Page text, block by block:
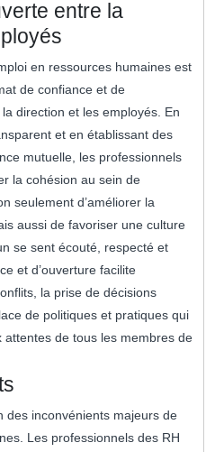
entre la
en ressources humaines est
de confiance et de
direction et les employés. En
et en établissant des
mutuelle, les professionnels
la cohésion au sein de
seulement d’améliorer la
aussi de favoriser une culture
se sent écouté, respecté et
et d’ouverture facilite
la prise de décisions
de politiques et pratiques qui
de tous les membres de
des inconvénients majeurs de
Les professionnels des RH